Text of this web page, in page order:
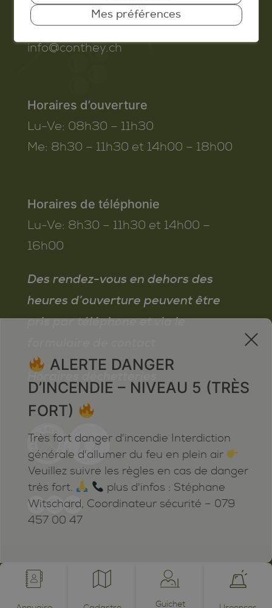
Guichet
1975 St-Séverin
T. 027 345 45 45
info@conthey.ch
Horaires d’ouverture
Lu-Ve: 08h30 – 11h30
Me: 8h30 – 11h30 et 14h00 – 18h00
Horaires de téléphonie
Lu-Ve: 8h30 – 11h30 et 14h00 –
16h00
Des rendez-vous en dehors des
heures d’ouverture peuvent être
pris par téléphone et via le
Horaires déchetteries
powered by /BOOMERANG
photos by JEAN-CLAUDE ROH ©
x
ALERTE DANGER
D’INCENDIE – NIVEAU 5 (TRÈS
FORT)
Très fort danger d'incendie Interdiction
générale d'allumer du feu en plein air
Veuillez suivre les règles en cas de danger
très fort.
plus d'infos : Stéphane
Witschard, Coordinateur sécurité – 079
457 00 47
Mes préférences